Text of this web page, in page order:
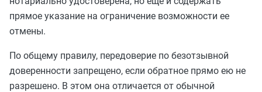
прямое указание на ограничение возможности ее
отмены.
По общему правилу, передоверие по безотзывной
доверенности запрещено, если обратное прямо ею не
разрешено. В этом она отличается от обычной